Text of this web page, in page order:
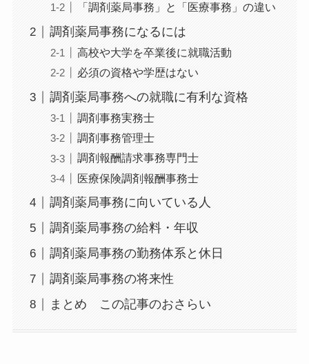
「調剤薬局事務」と「医療事務」の違い
調剤薬局事務になるには
高校や大学を卒業後に就職活動
必須の資格や学歴はない
調剤薬局事務への就職に有利な資格
調剤事務実務士
調剤事務管理士
調剤報酬請求事務専門士
医療保険調剤報酬事務士
調剤薬局事務に向いている人
調剤薬局事務の給料・年収
調剤薬局事務の勤務体系と休日
調剤薬局事務の将来性
まとめ この記事のおさらい